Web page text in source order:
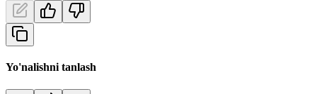
Yo'nalishni tanlash